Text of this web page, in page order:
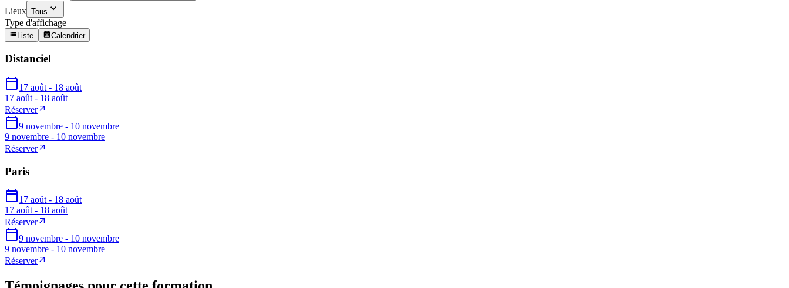
Lieux Tous
Type d'affichage
Liste Calendrier
Distanciel
17 août - 18 août
17 août - 18 août
Réserver
9 novembre - 10 novembre
9 novembre - 10 novembre
Réserver
Paris
17 août - 18 août
17 août - 18 août
Réserver
9 novembre - 10 novembre
9 novembre - 10 novembre
Réserver